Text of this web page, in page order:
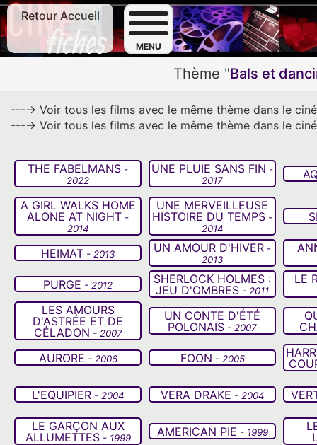
Retour Accueil
MENU
Thème "Bals et
---→ Voir tous les films avec le même thème dans le
---→ Voir tous les films avec le même thème dans le
THE FABELMANS -
2022
UNE PLUIE SANS FIN -
2017
A GIRL WALKS HOME
ALONE AT NIGHT -
2014
UNE MERVEILLEUSE
HISTOIRE DU TEMPS -
2014
HEIMAT - 2013 UN AMOUR D'HIVER -
2013
PURGE - 2012
SHERLOCK HOLMES :
JEU D'OMBRES - 2011
LE
LES AMOURS
D'ASTRÉE ET DE
CÉLADON - 2007
UN CONTE D'ÉTÉ
POLONAIS - 2007
AURORE - 2006 FOON - 2005
L'EQUIPIER- 2004 VERA DRAKE - 2004
LE GARÇON AUX
ALLUMETTES- 1999 AMERICAN PIE - 1999